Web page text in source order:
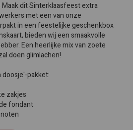
dit Sinterklaasfeest extra
met een van onze
in een feestelijke geschenkbox
bieden wij een smaakvolle
Een heerlijke mix van zoete
doen glimlachen!
doosje'-pakket:
zakjes
fondant